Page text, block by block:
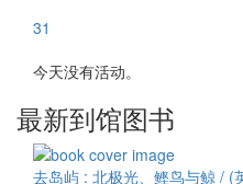
31
今天没有活动。
最新到馆图书
去岛屿 : 北极光、鲣鸟与鲸 / (